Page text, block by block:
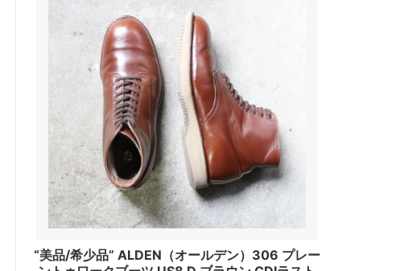
“美品/希少品” ALDEN（オールデン）306 プレー